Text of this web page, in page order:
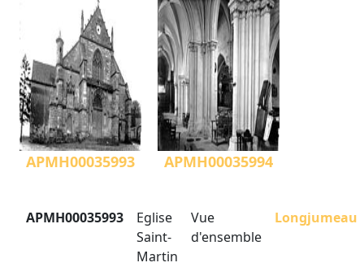
APMH00035993 APMH00035994
APMH00035993
Eglise
Saint-
Martin
Vue
d'ensemble
Longjumeau